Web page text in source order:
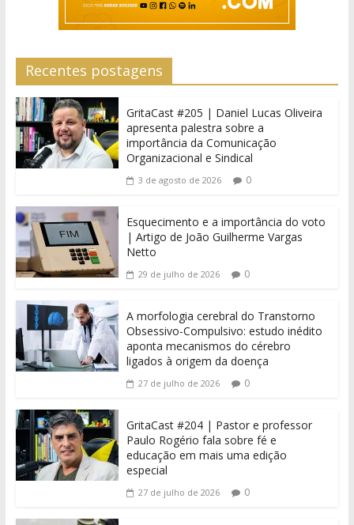
Recentes postagens
GritaCast #205 | Daniel Lucas Oliveira
apresenta palestra sobre a
importância da Comunicação
Organizacional e Sindical
3 de agosto de 2026 0
Esquecimento e a importância do voto
| Artigo de João Guilherme Vargas
Netto
29 de julho de 2026 0
A morfologia cerebral do Transtorno
Obsessivo-Compulsivo: estudo inédito
aponta mecanismos do cérebro
ligados à origem da doença
27 de julho de 2026 0
GritaCast #204 | Pastor e professor
Paulo Rogério fala sobre fé e
educação em mais uma edição
especial
27 de julho de 2026 0